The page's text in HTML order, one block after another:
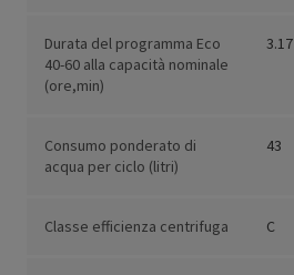
Durata del programma Eco
40-60 alla capacità nominale
(ore,min)
3.17
Consumo ponderato di
acqua per ciclo (litri)
43
Classe efficienza centrifuga C